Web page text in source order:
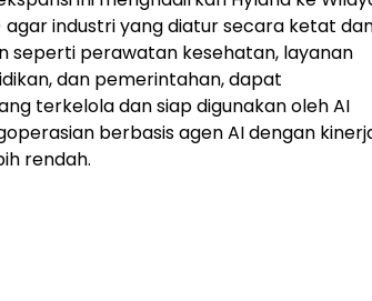
agar industri yang diatur secara ketat
seperti perawatan kesehatan, layanan
dan pemerintahan, dapat
terkelola dan siap digunakan oleh AI
berbasis agen AI dengan
rendah.